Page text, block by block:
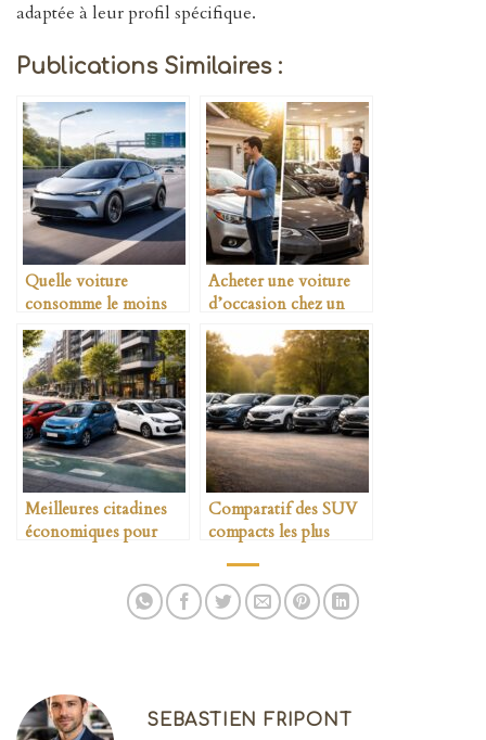
adaptée à leur profil spécifique.
Publications Similaires :
Quelle voiture
consomme le moins
sur autoroute en 2026
Acheter une voiture
d’occasion chez un
particulier ou un
professionnel
Meilleures citadines
économiques pour
Comparatif des SUV
compacts les plus
SEBASTIEN FRIPONT